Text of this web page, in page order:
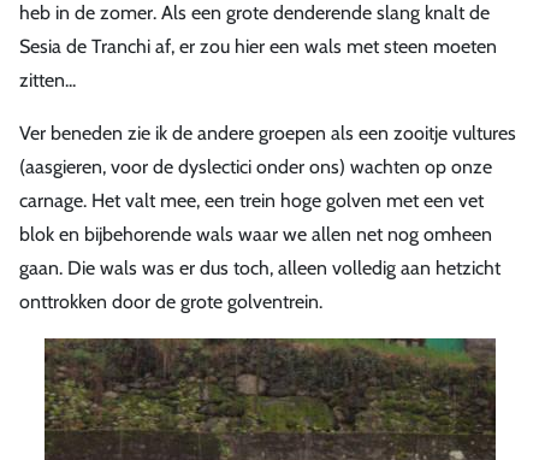
heb in de zomer. Als een grote denderende slang knalt de
Sesia de Tranchi af, er zou hier een wals met steen moeten
zitten...
Ver beneden zie ik de andere groepen als een zooitje vultures
(aasgieren, voor de dyslectici onder ons) wachten op onze
carnage. Het valt mee, een trein hoge golven met een vet
blok en bijbehorende wals waar we allen net nog omheen
gaan. Die wals was er dus toch, alleen volledig aan hetzicht
onttrokken door de grote golventrein.